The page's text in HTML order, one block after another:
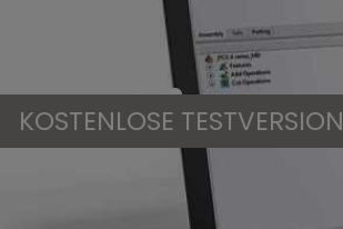
KOSTENLOSE